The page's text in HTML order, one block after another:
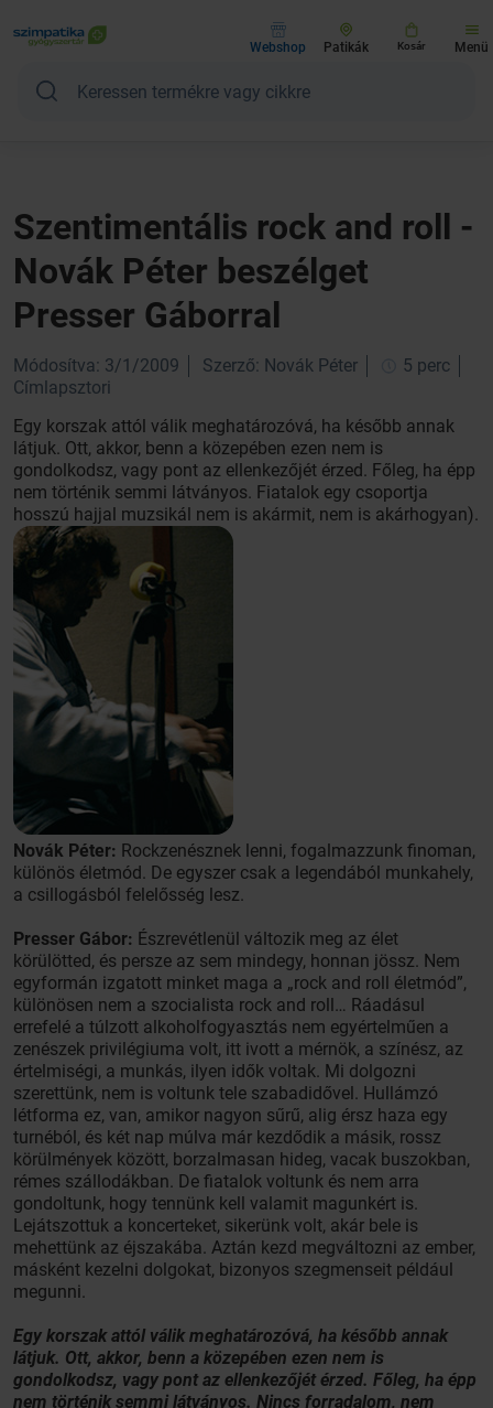
Webshop Patikák Kosár Menü
Szentimentális rock and roll -
Novák Péter beszélget
Presser Gáborral
Módosítva: 3/1/2009 Szerző: Novák Péter
5 perc
Címlapsztori
Egy korszak attól válik meghatározóvá, ha később annak
látjuk. Ott, akkor, benn a közepében ezen nem is
gondolkodsz, vagy pont az ellenkezőjét érzed. Főleg, ha épp
nem történik semmi látványos. Fiatalok egy csoportja
hosszú hajjal muzsikál nem is akármit, nem is akárhogyan).
Novák Péter: Rockzenésznek lenni, fogalmazzunk finoman,
különös életmód. De egyszer csak a legendából munkahely,
a csillogásból felelősség lesz.
Presser Gábor: Észrevétlenül változik meg az élet
körülötted, és persze az sem mindegy, honnan jössz. Nem
egyformán izgatott minket maga a „rock and roll életmód”,
különösen nem a szocialista rock and roll… Ráadásul
errefelé a túlzott alkoholfogyasztás nem egyértelműen a
zenészek privilégiuma volt, itt ivott a mérnök, a színész, az
értelmiségi, a munkás, ilyen idők voltak. Mi dolgozni
szerettünk, nem is voltunk tele szabadidővel. Hullámzó
létforma ez, van, amikor nagyon sűrű, alig érsz haza egy
turnéból, és két nap múlva már kezdődik a másik, rossz
körülmények között, borzalmasan hideg, vacak buszokban,
rémes szállodákban. De fiatalok voltunk és nem arra
gondoltunk, hogy tennünk kell valamit magunkért is.
Lejátszottuk a koncerteket, sikerünk volt, akár bele is
mehettünk az éjszakába. Aztán kezd megváltozni az ember,
másként kezelni dolgokat, bizonyos szegmenseit például
megunni.
Egy korszak attól válik meghatározóvá, ha később annak
látjuk. Ott, akkor, benn a közepében ezen nem is
gondolkodsz, vagy pont az ellenkezőjét érzed. Főleg, ha épp
nem történik semmi látványos. Nincs forradalom, nem